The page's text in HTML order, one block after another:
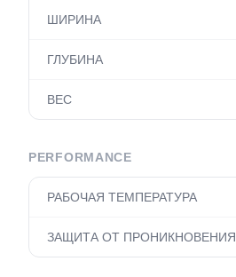
ШИРИНА
ГЛУБИНА
ВЕС
PERFORMANCE
РАБОЧАЯ ТЕМПЕРАТУРА
ЗАЩИТА ОТ ПРОНИКНОВЕНИЯ